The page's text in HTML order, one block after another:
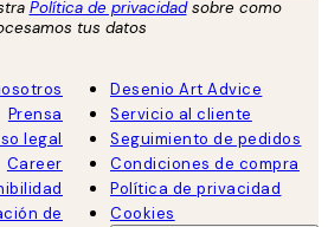
Política de privacidadsobre como
tus datos
Prensa
legal
Career
de
Desenio Art Advice
Servicio al cliente
Seguimiento de pedidos
Condiciones de compra
Política de privacidad
Cookies